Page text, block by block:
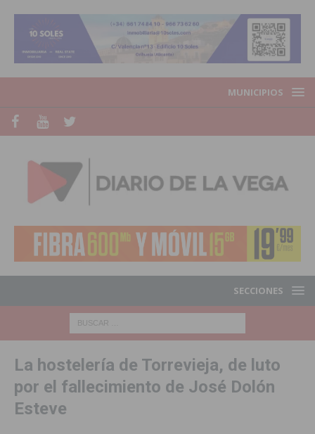
MUNICIPIOS
SECCIONES
La hostelería de Torrevieja, de luto
por el fallecimiento de José Dolón
Esteve